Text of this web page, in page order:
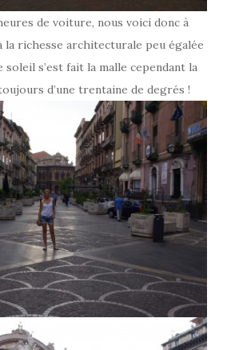
de voiture, nous voici donc à
la richesse architecturale peu égalée
soleil s’est fait la malle cependant la
d’une trentaine de degrés !